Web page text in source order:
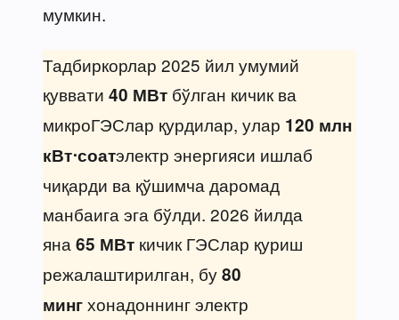
мумкин.
Тадбиркорлар 2025 йил умумий
қуввати 40 МВт бўлган кичик ва
микроГЭСлар қурдилар, улар 120 млн
кВт⋅соатэлектр энергияси ишлаб
чиқарди ва қўшимча даромад
манбаига эга бўлди. 2026 йилда
яна 65 МВт кичик ГЭСлар қуриш
режалаштирилган, бу80
мингхонадоннинг электр